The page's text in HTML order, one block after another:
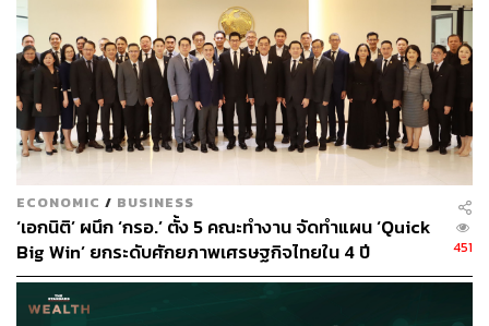
ในยุคต่อจากนี้
เราจะได้เห็นบริษัทเกมจริงๆ มาพัฒนาเกมบน
โลก DeFi โดยที่มีความสนุกของเกมเป็นที่ตั้ง ซึ่งเป็นพื้นฐาน
ของการสร้างเกมตั้งแต่ต้น โดยเราจะเพิ่มโมเดลอื่นๆ ที่เป็น
คุณลักษณะเด่นในโลกบล็อกเชนเข้าไป ก็เป็นเพียงตัวเลือก
เสริมความแข็งแกร่งของระบบ อันจะกลายเป็นการสร้างการ
เติบโตอย่างยั่งยืนในระยะยาว นี่เป็นเพียงแค่ตัวอย่างที่แสดง
ให้เห็นถึงพัฒนาการของโปรเจ็กต์บนโลก DeFi ซึ่งจะเกิดขึ้น
อย่างรวดเร็วและก้าวกระโดด
ความหวาดกลัวปกคลุม DeFi แล้ว Regulator ควรอยู่
ตรงไหน?
ECONOMIC / BUSINESS
‘เอกนิติ’ ผนึก ‘กรอ.’ ตั้ง 5 คณะทำงาน จัดทำแผน ‘Quick
Big Win’ ยกระดับศักยภาพเศรษฐกิจไทยใน 4 ปี
451